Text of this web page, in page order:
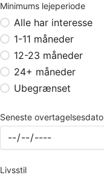
Minimums lejeperiode
Alle har interesse
1-11 måneder
12-23 måneder
24+ måneder
Ubegrænset
Seneste overtagelsesdato
Livsstil